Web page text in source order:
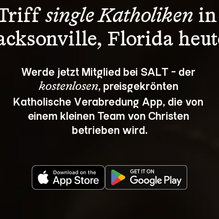
single Katholiken
Florida
Werde jetzt Mitglied bei SALT - der
kostenlosen, preisgekrönten
Katholische Verabredung App, die von
einem kleinen Team von Christen
betrieben wird.